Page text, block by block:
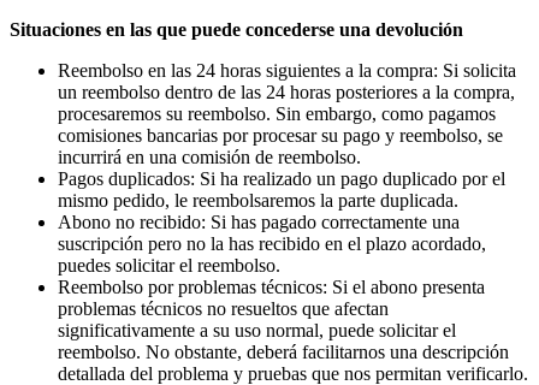
Situaciones en las que puede concederse una devolución
Reembolso en las 24 horas siguientes a la compra: Si solicita
un reembolso dentro de las 24 horas posteriores a la compra,
procesaremos su reembolso. Sin embargo, como pagamos
comisiones bancarias por procesar su pago y reembolso, se
incurrirá en una comisión de reembolso.
Pagos duplicados: Si ha realizado un pago duplicado por el
mismo pedido, le reembolsaremos la parte duplicada.
Abono no recibido: Si has pagado correctamente una
suscripción pero no la has recibido en el plazo acordado,
puedes solicitar el reembolso.
Reembolso por problemas técnicos: Si el abono presenta
problemas técnicos no resueltos que afectan
significativamente a su uso normal, puede solicitar el
reembolso. No obstante, deberá facilitarnos una descripción
detallada del problema y pruebas que nos permitan verificarlo.